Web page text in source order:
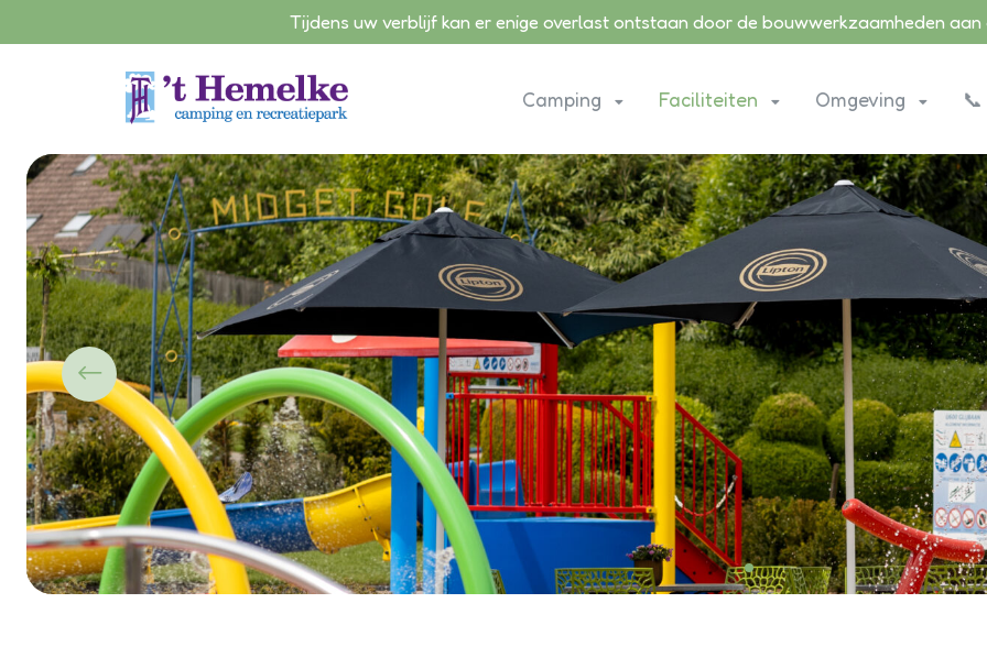
Ga naar de inhoud
Tijdens uw verblijf kan er enige overlast ontstaan door de bouwwerkzaamheden
Camping Faciliteiten Omgeving